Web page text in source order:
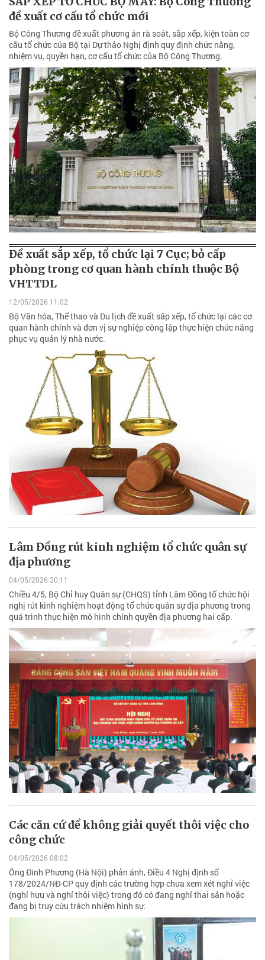
đề xuất cơ cấu tổ chức mới
Bộ Công Thương đề xuất phương án rà soát, sắp xếp, kiện toàn cơ
cấu tổ chức của Bộ tại Dự thảo Nghị định quy định chức năng,
nhiệm vụ, quyền hạn, cơ cấu tổ chức của Bộ Công Thương.
Đề xuất sắp xếp, tổ chức lại 7 Cục; bỏ cấp
phòng trong cơ quan hành chính thuộc Bộ
VHTTDL
12/05/2026 11:02
Bộ Văn hóa, Thể thao và Du lịch đề xuất sắp xếp, tổ chức lại các cơ
quan hành chính và đơn vị sự nghiệp công lập thực hiện chức năng
phục vụ quản lý nhà nước.
Lâm Đồng rút kinh nghiệm tổ chức quân sự
địa phương
04/05/2026 20:11
Chiều 4/5, Bộ Chỉ huy Quân sự (CHQS) tỉnh Lâm Đồng tổ chức hội
nghị rút kinh nghiệm hoạt động tổ chức quân sự địa phương trong
quá trình thực hiện mô hình chính quyền địa phương hai cấp.
Các căn cứ để không giải quyết thôi việc cho
công chức
04/05/2026 08:02
Ông Đình Phương (Hà Nội) phản ánh, Điều 4 Nghị định số
178/2024/NĐ-CP quy định các trường hợp chưa xem xét nghỉ việc
(nghỉ hưu và nghỉ thôi việc) trong đó có đang nghỉ thai sản hoặc
đang bị truy cứu trách nhiệm hình sự.